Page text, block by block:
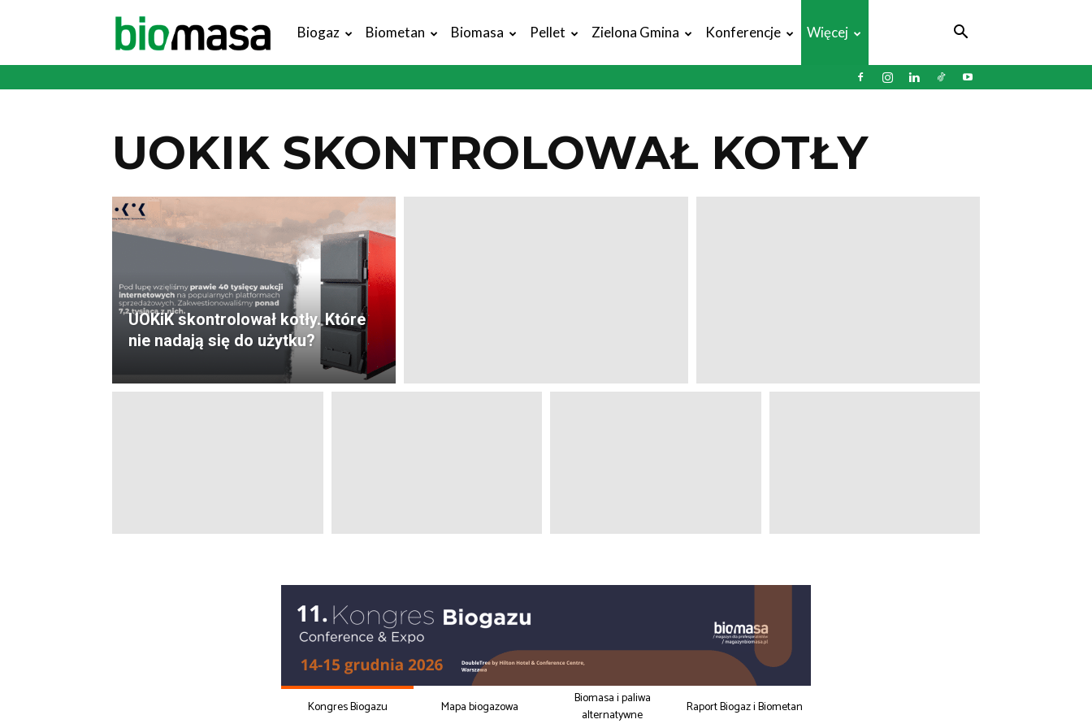
Magazyn
Biogaz Biometan Biomasa Pellet Zielona Gmina Konferencje Więcej
UOKIK SKONTROLOWAŁ KOTŁY
UOKiK skontrolował kotły. Które
nie nadają się do użytku?
Kongres Biogazu Mapa biogazowa
Biomasa i paliwa
alternatywne
Raport Biogaz i Biometan